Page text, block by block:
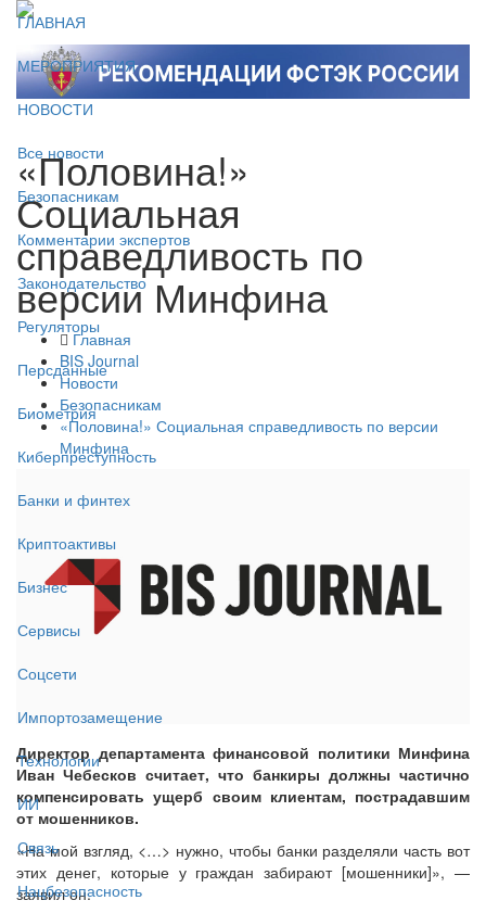
ГЛАВНАЯ
МЕРОПРИЯТИЯ
НОВОСТИ
Все новости
Безопасникам
Комментарии экспертов
Законодательство
Регуляторы
Персданные
Биометрия
Киберпреступность
Банки и финтех
Криптоактивы
Бизнес
Сервисы
Соцсети
Импортозамещение
Технологии
ИИ
Связь
Нацбезопасность
«Половина!»
Социальная
справедливость по
версии Минфина
Главная
BIS Journal
Новости
Безопасникам
«Половина!» Социальная справедливость по версии
Минфина
Директор департамента финансовой политики Минфина
Иван Чебесков считает, что банкиры должны частично
компенсировать ущерб своим клиентам, пострадавшим
от мошенников.
«На мой взгляд, <…> нужно, чтобы банки разделяли часть вот
этих денег, которые у граждан забирают [мошенники]», —
заявил он.